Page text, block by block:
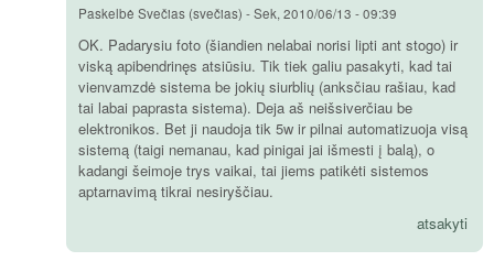
Paskelbė Svečias (svečias) -Sek, 2010/06/13 - 09:39
OK. Padarysiu foto (šiandien nelabai norisi lipti ant stogo) ir
viską apibendrinęs atsiūsiu. Tik tiek galiu pasakyti, kad tai
vienvamzdė sistema be jokių siurblių (anksčiau rašiau, kad
tai labai paprasta sistema). Deja aš neišsiverčiau be
elektronikos. Bet ji naudoja tik 5w ir pilnai automatizuoja visą
sistemą (taigi nemanau, kad pinigai jai išmesti į balą), o
kadangi šeimoje trys vaikai, tai jiems patikėti sistemos
aptarnavimą tikrai nesiryščiau.
atsakyti